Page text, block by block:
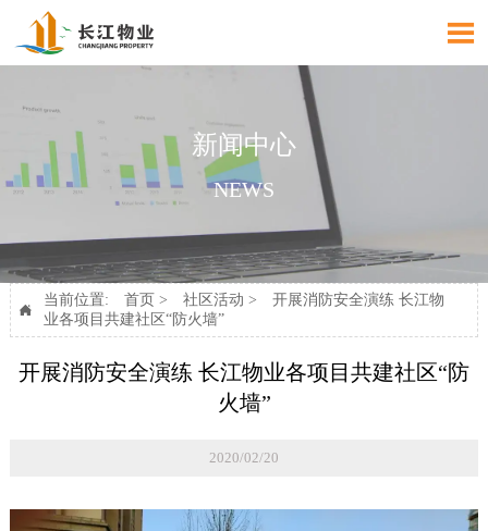

新闻中心
NEWS

当前位置: 首页 > 社区活动 >
开展消防安全演练 长江物
业各项目共建社区“防火墙”
开展消防安全演练 长江物业各项目共建社区“防
火墙”
2020/02/20